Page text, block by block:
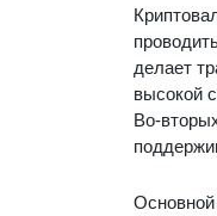
делает
высокой
Во-
Основной